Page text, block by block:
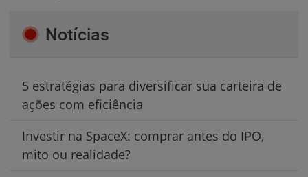
Notícias
5 estratégias para diversificar sua carteira de
ações com eficiência
Investir na SpaceX: comprar antes do IPO,
mito ou realidade?